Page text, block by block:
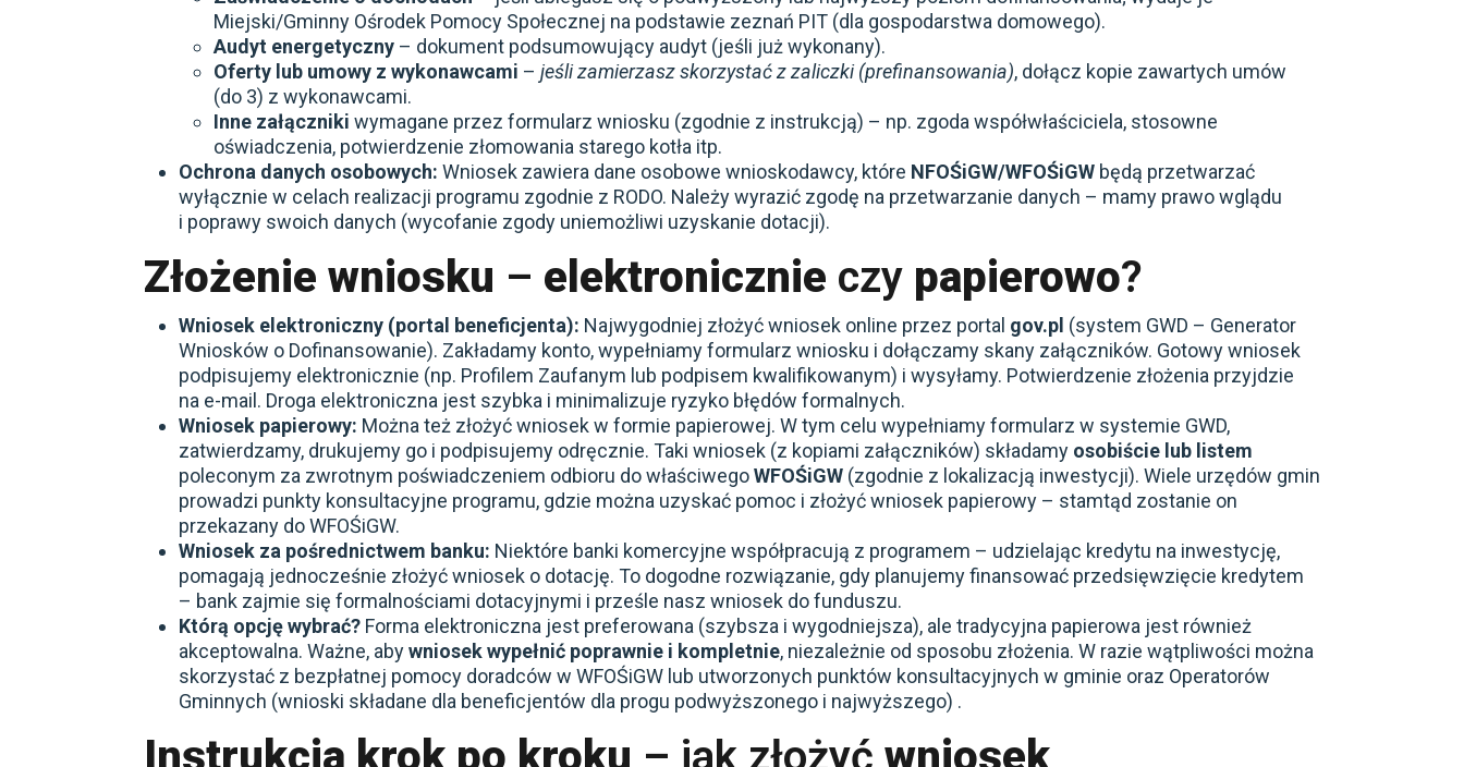
Miejski/Gminny Ośrodek Pomocy Społecznej na podstawie zeznań PIT (dla gospodarstwa domowego).
Audyt energetyczny – dokument podsumowujący audyt (jeśli już wykonany).
Oferty lub umowy z wykonawcami – jeśli zamierzasz skorzystać z zaliczki (prefinansowania), dołącz kopie zawartych umów
(do 3) z wykonawcami.
Inne załączniki wymagane przez formularz wniosku (zgodnie z instrukcją) – np. zgoda współwłaściciela, stosowne
oświadczenia, potwierdzenie złomowania starego kotła itp.
Ochrona danych osobowych: Wniosek zawiera dane osobowe wnioskodawcy, które NFOŚiGW/WFOŚiGW będą przetwarzać
wyłącznie w celach realizacji programu zgodnie z RODO. Należy wyrazić zgodę na przetwarzanie danych – mamy prawo wglądu
i poprawy swoich danych (wycofanie zgody uniemożliwi uzyskanie dotacji).
Złożenie wniosku – elektronicznie czy papierowo?
Wniosek elektroniczny (portal beneficjenta): Najwygodniej złożyć wniosek online przez portal gov.pl (system GWD – Generator
Wniosków o Dofinansowanie). Zakładamy konto, wypełniamy formularz wniosku i dołączamy skany załączników. Gotowy wniosek
podpisujemy elektronicznie (np. Profilem Zaufanym lub podpisem kwalifikowanym) i wysyłamy. Potwierdzenie złożenia przyjdzie
na e-mail. Droga elektroniczna jest szybka i minimalizuje ryzyko błędów formalnych.
Wniosek papierowy: Można też złożyć wniosek w formie papierowej. W tym celu wypełniamy formularz w systemie GWD,
zatwierdzamy, drukujemy go i podpisujemy odręcznie. Taki wniosek (z kopiami załączników) składamy osobiście lub listem
poleconym za zwrotnym poświadczeniem odbioru do właściwegoWFOŚiGW (zgodnie z lokalizacją inwestycji). Wiele urzędów gmin
prowadzi punkty konsultacyjne programu, gdzie można uzyskać pomoc i złożyć wniosek papierowy – stamtąd zostanie on
przekazany do WFOŚiGW.
Wniosek za pośrednictwem banku: Niektóre banki komercyjne współpracują z programem – udzielając kredytu na inwestycję,
pomagają jednocześnie złożyć wniosek o dotację. To dogodne rozwiązanie, gdy planujemy finansować przedsięwzięcie kredytem
– bank zajmie się formalnościami dotacyjnymi i prześle nasz wniosek do funduszu.
Którą opcję wybrać? Forma elektroniczna jest preferowana (szybsza i wygodniejsza), ale tradycyjna papierowa jest również
akceptowalna. Ważne, abywniosek wypełnić poprawnie i kompletnie, niezależnie od sposobu złożenia. W razie wątpliwości można
skorzystać z bezpłatnej pomocy doradców w WFOŚiGW lub utworzonych punktów konsultacyjnych w gminie oraz Operatorów
Gminnych (wnioski składane dla beneficjentów dla progu podwyższonego i najwyższego) .